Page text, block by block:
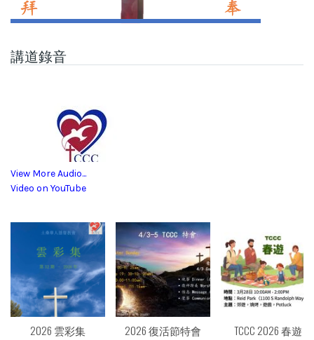
講道錄音
View More Audio...
Video on YouTube
2026 雲彩集 2026 復活節特會 TCCC 2026 春遊